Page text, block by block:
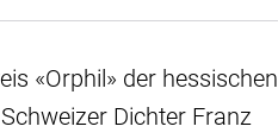
«Orphil» der hessischen
Dichter Franz